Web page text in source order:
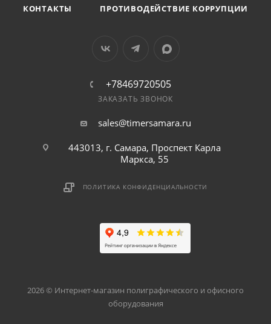
КОНТАКТЫ
ПРОТИВОДЕЙСТВИЕ КОРРУПЦИИ
+78469720505
ЗАКАЗАТЬ ЗВОНОК
sales@timersamara.ru
443013, г. Самара, Проспект Карла
Маркса, 55
ПОЛИТИКА КОНФИДЕНЦИАЛЬНОСТИ
2026 © Интернет-магазин полиграфического и офисного
оборудования